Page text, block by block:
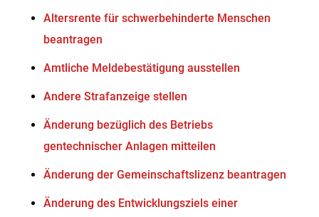
Altersrente für schwerbehinderte Menschen
beantragen
Amtliche Meldebestätigung ausstellen
Andere Strafanzeige stellen
Änderung bezüglich des Betriebs
gentechnischer Anlagen mitteilen
Änderung der Gemeinschaftslizenz beantragen
Änderung des Entwicklungsziels einer